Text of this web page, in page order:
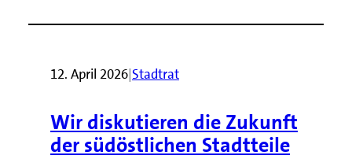
12. April 2026|Stadtrat
Wir diskutieren die Zukunft
der südöstlichen Stadtteile